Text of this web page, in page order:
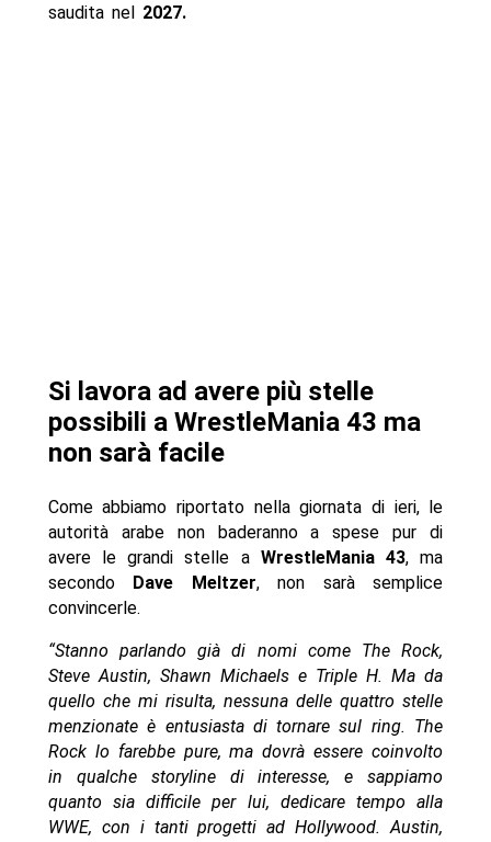
saudita nel 2027.
Si lavora ad avere più stelle
possibili a WrestleMania 43 ma
non sarà facile
Come abbiamo riportato nella giornata di ieri, le
autorità arabe non baderanno a spese pur di
avere le grandi stelle a WrestleMania 43, ma
secondoDave Meltzer, non sarà semplice
convincerle.
“Stanno parlando già di nomi come The Rock,
Steve Austin, Shawn Michaels e Triple H. Ma da
quello che mi risulta, nessuna delle quattro stelle
menzionate è entusiasta di tornare sul ring. The
Rock lo farebbe pure, ma dovrà essere coinvolto
in qualche storyline di interesse, e sappiamo
quanto sia difficile per lui, dedicare tempo alla
WWE, con i tanti progetti ad Hollywood. Austin,